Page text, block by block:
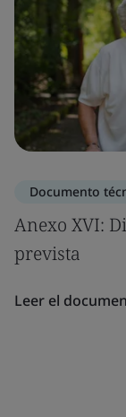
Documento
Anexo XVI:
prevista
Leer el